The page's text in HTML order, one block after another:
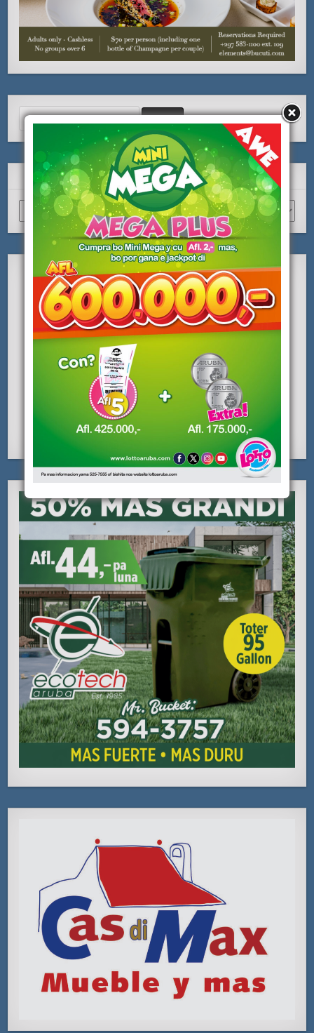
Search
ARCHIVO
Archivo